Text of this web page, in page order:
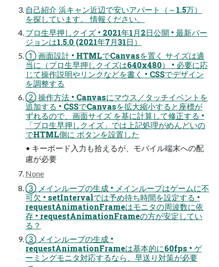
自己紹介 浜キャン近辺で安いアパート（～1.5万）
を探しています。 情報ください。
プロ生早押しクイズ • 2021年1月2日公開 • 最新バー
ジョンは1.5.0 (2021年7月31日）
① 画面設計 • HTMLでCanvasを置く サイズは適
当に（プロ生早押しクイズは640x480） • 必要に応
じて操作説明やリンクなどを書く • CSSでデザイン
を調整する
② 操作方法 • Canvasにマウス／タッチイベントを
追加する • CSSでCanvasを拡大縮小すると座標が
ずれるので、画面サイズ を基に計算して修正する •
「プロ生早押しクイズ」では上記処理がめんどいの
でHTML側に ボタンを設置した
• キーボード入力も拾えるが、モバイル端末への配
慮が必要
None
③ メインループの生成 • メインループはゲームに不
可欠 • setIntervalでは予め待ち時間を設定する •
requestAnimationFrameはモニタの周波数に依
存 • requestAnimationFrameの方が安定してい
る？
③ メインループの生成 •
requestAnimationFrameは基本的に60fps • ゲ
ーミングモニタ対応するなら、早送り対策が必要